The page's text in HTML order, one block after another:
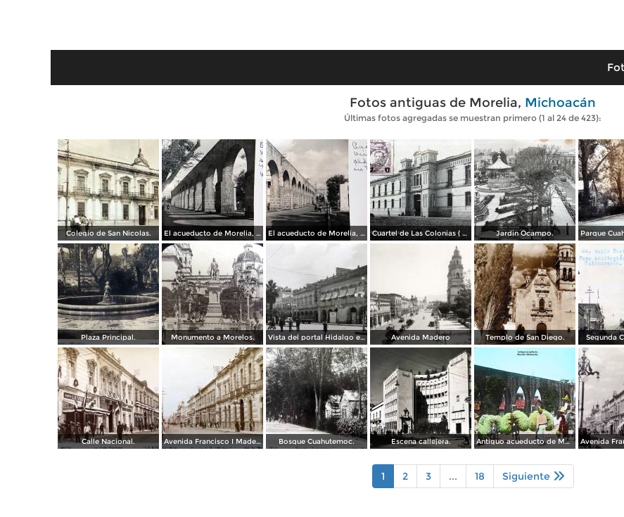
Fotos antiguas de Morelia, Michoacán
Últimas fotos agregadas se muestran primero (1 al 24 de 423):
Colegio de San Nicolas. El acueducto de Morelia, Michoacán El acueducto de Morelia, Michoacán Cuartel de Las Colonias ( Circulada el 1 de Abril de 1921 ). Jardin Ocampo.
Plaza Principal. Monumento a Morelos. Vista del portal Hidalgo en Morelia Michoacán ( Circulada el 6 de Abril de 1957 ). Avenida Madero Templo de San Diego. Segunda
Calle Nacional. Avenida Francisco I Madero. Bosque Cuahutemoc. Escena callejera. Antiguo acueducto de Morelia Michoacán.
1 2 3 ... 18 Siguiente